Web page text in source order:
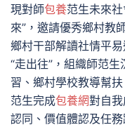
現對師包養范生未來
來”，邀請優秀鄉村教
鄉村干部解讀社情平
“走出往”，組織師范
習、鄉村學校教導幫
范生完成包養網對自
認同、價值體認及任務